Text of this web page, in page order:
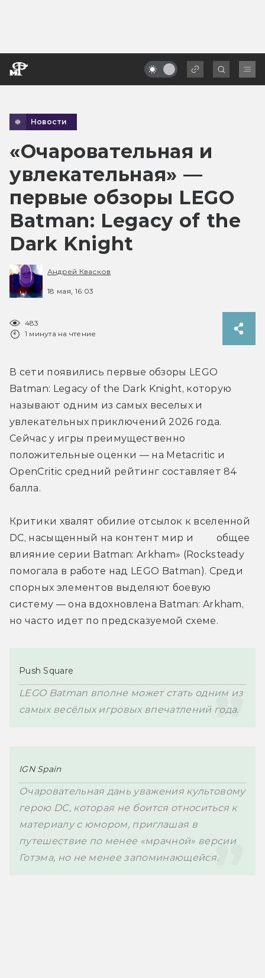
Новости
«Очаровательная и
увлекательная» —
первые обзоры LEGO
Batman: Legacy of the
Dark Knight
Андрей Квасков
18 мая, 16:03
483
1 минута на чтение
В сети появились первые обзоры LEGO
Batman: Legacy of the Dark Knight, которую
называют одним из самых веселых и
Сейчас у игры преимущественно
положительные оценки — на Metacritic и
OpenCritic средний рейтинг составляет 84
балла.
Критики хвалят обилие отсылок к вселенной
DC, насыщенный на контент мир и         общее
влияние серии Batman: Arkham» (Rocksteady
помогала в работе над LEGO Batman). Среди
спорных элементов выделяют боевую
систему — она вдохновлена Batman: Arkham,
но часто идет по предсказуемой схеме.
Push Square
LEGO Batman вполне может стать одним из
самых весёлых игровых впечатлений года.
IGN Spain
Очаровательная дань уважения культовому
герою DC, которая не боится относиться к
материалу с юмором, приглашая в
путешествие по менее «мрачной» версии
Готэма, но не менее запоминающейся.